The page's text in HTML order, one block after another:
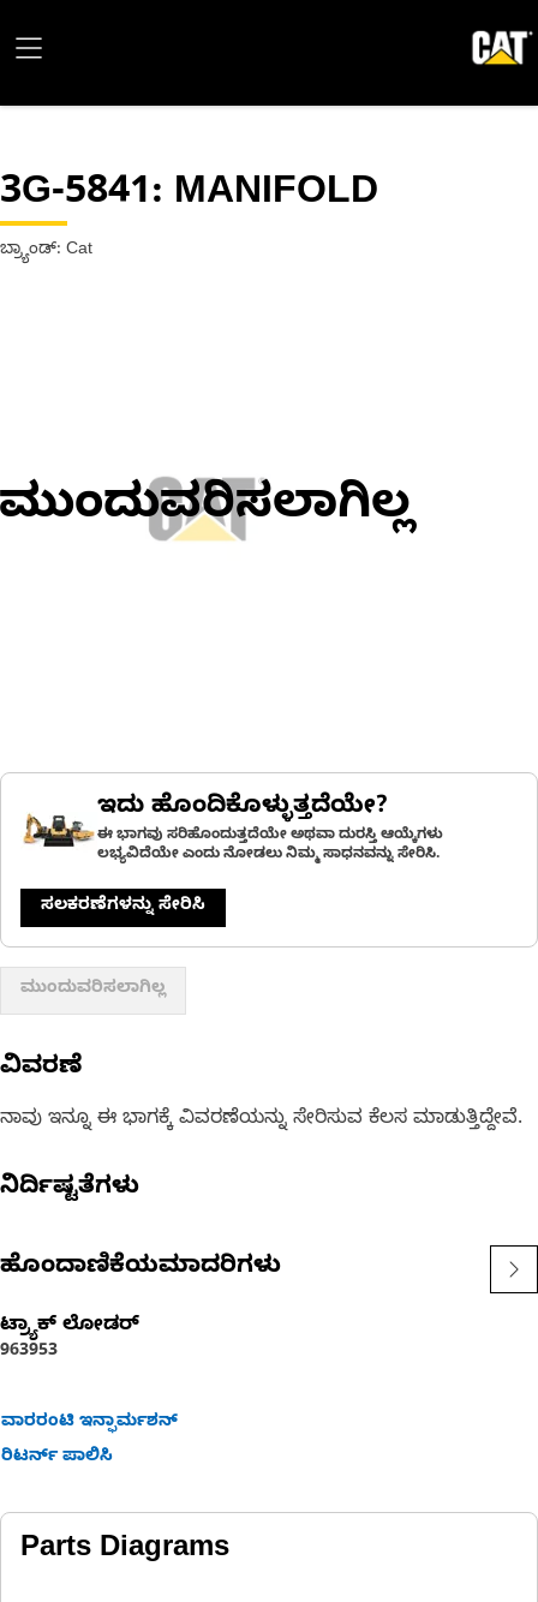
3G-5841: MANIFOLD
ಬ್ರ್ಯಾಂಡ್: Cat
ಮುಂದುವರಿಸಲಾಗಿಲ್ಲ
ಇದು ಹೊಂದಿಕೊಳ್ಳುತ್ತದೆಯೇ?
ಈ ಭಾಗವು ಸರಿಹೊಂದುತ್ತದೆಯೇ ಅಥವಾ ದುರಸ್ತಿ ಆಯ್ಕೆಗಳು
ಲಭ್ಯವಿದೆಯೇ ಎಂದು ನೋಡಲು ನಿಮ್ಮ ಸಾಧನವನ್ನು ಸೇರಿಸಿ.
ಸಲಕರಣೆಗಳನ್ನು ಸೇರಿಸಿ
ಮುಂದುವರಿಸಲಾಗಿಲ್ಲ
ವಿವರಣೆ
ನಾವು ಇನ್ನೂ ಈ ಭಾಗಕ್ಕೆ ವಿವರಣೆಯನ್ನು ಸೇರಿಸುವ ಕೆಲಸ ಮಾಡುತ್ತಿದ್ದೇವೆ.
ನಿರ್ದಿಷ್ಟತೆಗಳು
ಹೊಂದಾಣಿಕೆಯಮಾದರಿಗಳು
ಟ್ರ್ಯಾಕ್ ಲೋಡರ್
963953
ವಾರರಂಟಿ ಇನ್ಫಾರ್ಮಶನ್
ರಿಟರ್ನ್ ಪಾಲಿಸಿ
Parts Diagrams